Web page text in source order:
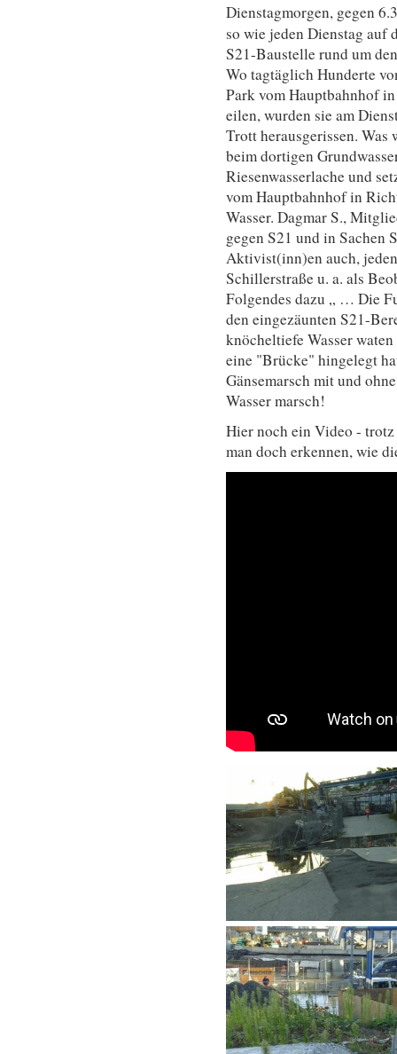
Dienstagmorgen, gegen
so wie jeden Dienstag auf
S21-Baustelle rund um
Wo tagtäglich Hunderte
Park vom Hauptbahnhof
eilen, wurden sie am
Trott herausgerissen.
beim dortigen
Riesenwasserlache und
vom Hauptbahnhof in
Wasser. Dagmar S.,
gegen S21 und in Sachen
Aktivist(inn)en auch,
Schillerstraße u. a. als
Folgendes dazu „ … Die
den eingezäunten S21-
knöcheltiefe Wasser
eine "Brücke" hingelegt
Gänsemarsch mit und
Wasser marsch!
Hier noch ein Video -
man doch erkennen, wie